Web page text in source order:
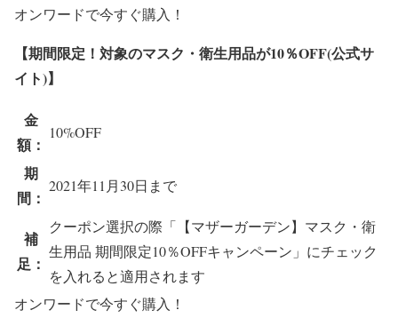
オンワードで今すぐ購入！
【期間限定！対象のマスク・衛生用品が10％OFF(公式サ
イト)】
金
額：
10%OFF
期
間：
2021年11月30日まで
補
足：
クーポン選択の際「【マザーガーデン】マスク・衛
生用品 期間限定10％OFFキャンペーン」にチェック
を入れると適用されます
オンワードで今すぐ購入！